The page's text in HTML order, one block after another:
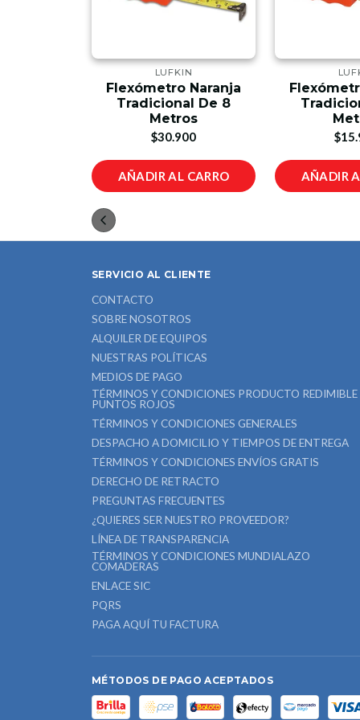
LUFKIN
Flexómetro Naranja
Tradicional De 8
Metros
$30.900
AÑADIR AL CARRO AÑADIR
SERVICIO AL CLIENTE
CONTACTO
SOBRE NOSOTROS
ALQUILER DE EQUIPOS
NUESTRAS POLÍTICAS
MEDIOS DE PAGO
TÉRMINOS Y CONDICIONES PRODUCTO REDIMIBLE
PUNTOS ROJOS
TÉRMINOS Y CONDICIONES GENERALES
DESPACHO A DOMICILIO Y TIEMPOS DE ENTREGA
TÉRMINOS Y CONDICIONES ENVÍOS GRATIS
DERECHO DE RETRACTO
PREGUNTAS FRECUENTES
¿QUIERES SER NUESTRO PROVEEDOR?
LÍNEA DE TRANSPARENCIA
TÉRMINOS Y CONDICIONES MUNDIALAZO
COMADERAS
ENLACE SIC
PQRS
PAGA AQUÍ TU FACTURA
MÉTODOS DE PAGO ACEPTADOS